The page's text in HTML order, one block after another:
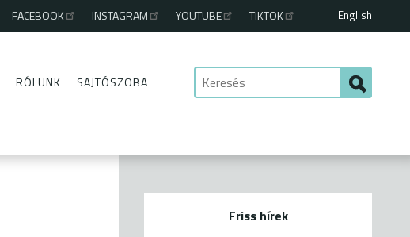
English
RÓLUNK SAJTÓSZOBA
FACEBOOK INSTAGRAM YOUTUBE TIKTOK
Friss hírek